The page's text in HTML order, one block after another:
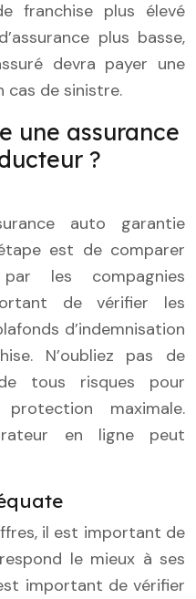
franchise plus élevé
plus basse,
devra payer une
cas de sinistre.
une assurance
?
auto garantie
est de comparer
les compagnies
de vérifier les
d’indemnisation
N’oubliez pas de
tous risques pour
maximale.
en ligne peut
il est important de
le mieux à ses
important de vérifier